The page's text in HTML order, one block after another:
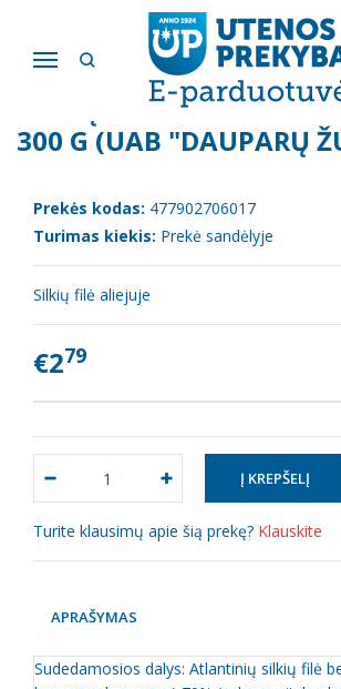
Navigacija
Žuvies gaminiai
Silkių filė "Pamario Gardžioji" 300 g (UAB
SILKIŲ FILĖ "PAMARIO
300 G (UAB "DAUPARŲ
Prekės kodas: 477902706017
Turimas kiekis: Prekė sandėlyje
Silkių filė aliejuje
€279
Turite klausimų apie šią prekę? Klauskite
APRAŠYMAS
Sudedamosios dalys: Atlantinių silkių filė